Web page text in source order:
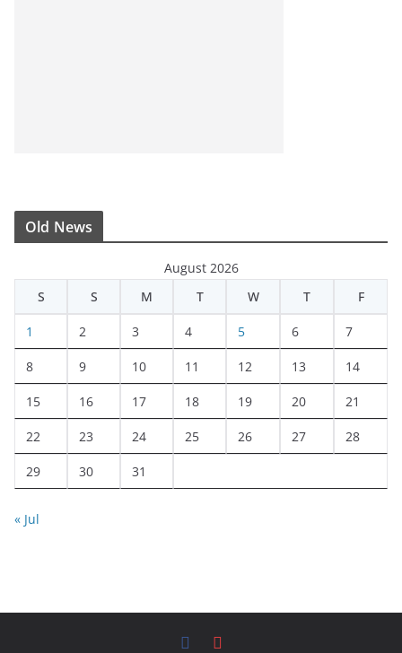
Old News
August 2026
S
S M T W T F
1 2 3 4 5 6 7
8 9 10 11 12 13 14
15 16 17 18 19 20 21
22 23 24 25 26 27 28
29 30 31
« Jul